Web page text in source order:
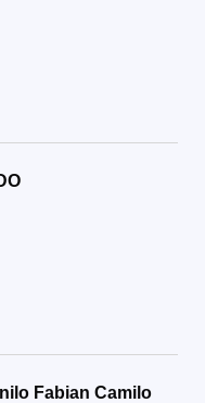
Fabian Camilo